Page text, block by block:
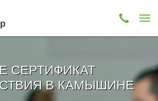
СЕРТИФИКАТ
В КАМЫШИНЕ